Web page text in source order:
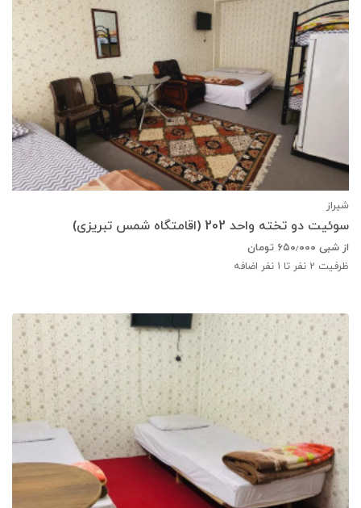
شیراز
سوئیت دو تخته واحد 202 (اقامتگاه شمس تبریزی)
از شبی ۶۵۰٫۰۰۰ تومان
ظرفیت 2 نفر تا 1 نفر اضافه